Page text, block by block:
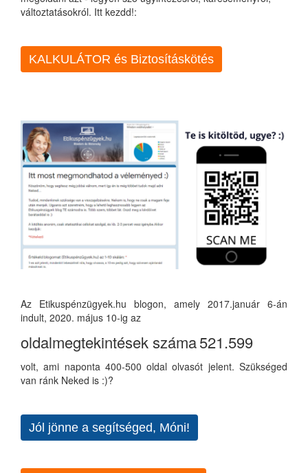
változtatásokról. Itt kezdd!:
KALKULÁTOR és Biztosításkötés
Az Etikuspénzügyek.hu blogon, amely 2017.január 6-án
indult, 2020. május 10-ig az
oldalmegtekintések száma521.599
volt, ami naponta 400-500 oldal olvasót jelent. Szükséged
van ránk Neked is :)?
Jól jönne a segítséged, Móni!